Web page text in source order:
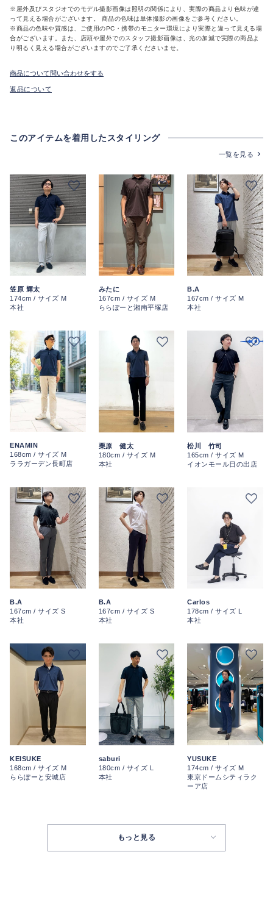
※屋外及びスタジオでのモデル撮影画像は照明の関係により、実際の商品より色味が違
って見える場合がございます。 商品の色味は単体撮影の画像をご参考ください。
※商品の色味や質感は、ご使用のPC・携帯のモニター環境により実際と違って見える場
合がございます。また、店頭や屋外でのスタッフ撮影画像は、光の加減で実際の商品よ
り明るく見える場合がございますのでご了承くださいませ。
商品について問い合わせをする
返品について
このアイテムを着用したスタイリング
一覧を見る
笠原 輝太
174cm / サイズ M
本社
みたに
167cm / サイズ M
ららぽーと湘南平塚店
B.A
167cm / サイズ M
本社
ENAMIN
168cm / サイズ M
ララガーデン長町店
栗原 健太
180cm / サイズ M
本社
松川 竹司
165cm / サイズ M
イオンモール日の出店
B.A
167cm / サイズ S
本社
B.A
167cm / サイズ S
本社
Carlos
178cm / サイズ L
本社
KEISUKE
168cm / サイズ M
ららぽーと安城店
saburi
180cm / サイズ L
本社
YUSUKE
174cm / サイズ M
東京ドームシティラク
ーア店
もっと見る